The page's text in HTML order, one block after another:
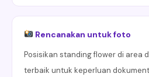
Rencanakan untuk foto
Posisikan standing flower di area
terbaik untuk keperluan